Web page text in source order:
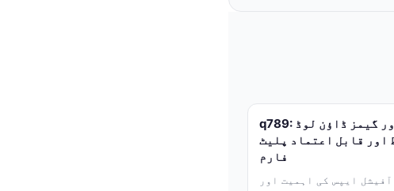
q789: آفیشل سافٹ ویئر اور گیمز ڈاؤن لوڈ
اور قابل اعتماد پلیٹ
فارم
ایپس کی اہمیت اور